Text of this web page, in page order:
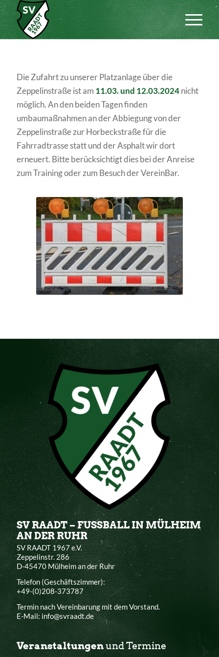
Die Zufahrt zu unserer Platzanlage über die
Zeppelinstraße ist am 11.03. und 12.03.2024nicht
möglich. An den beiden Tagen finden
umbaumaßnahmen an der Abbiegung von der
Zeppelinstraße zur Horbeckstraße für die
Fahrradtrasse statt und der Asphalt wir dort
erneuert. Bitte berücksichtigt dies bei der Anreise
zum Training oder zum Besuch der VereinBar.
SV RAADT – FUSSBALL IN MÜLHEIM
AN DER RUHR
SV RAADT 1967 e.V.
Zeppelinstr. 286
D-45470 Mülheim an der Ruhr
Telefon (Geschäftszimmer):
+49-(0)208-373787
Termin nach Vereinbarung mit dem Vorstand.
E-Mail: info@svraadt.de
Veranstaltungenund Termine